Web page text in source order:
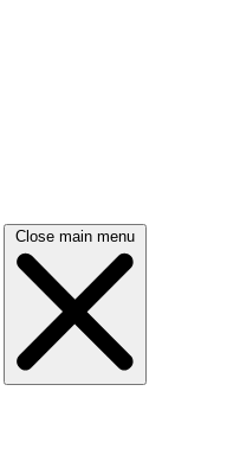
Close main menu